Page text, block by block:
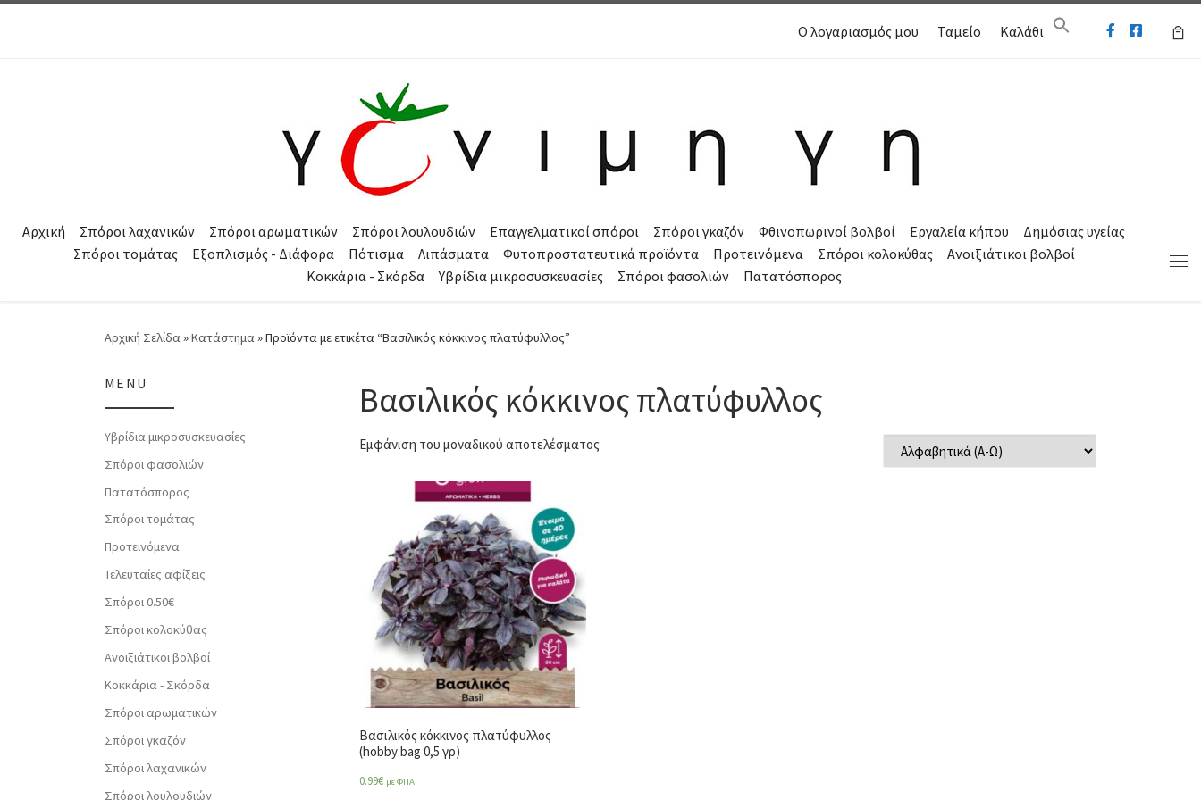
Ο λογαριασμός μου Ταμείο Καλάθι
Αρχική Σπόροι λαχανικών Σπόροι αρωματικών Σπόροι λουλουδιών Επαγγελματικοί σπόροι Σπόροι γκαζόν Φθινοπωρινοί βολβοί Εργαλεία κήπου
Δημόσιας υγείας
Σπόροι τομάτας
Εξοπλισμός - Διάφορα Πότισμα Λιπάσματα Φυτοπροστατευτικά προϊόντα Προτεινόμενα Σπόροι κολοκύθας
Ανοιξιάτικοι βολβοί
Κοκκάρια - Σκόρδα
Υβρίδια μικροσυσκευασίες Σπόροι φασολιών Πατατόσπορος
Αρχική Σελίδα »Κατάστημα »Προϊόντα με ετικέτα “Βασιλικός κόκκινος πλατύφυλλος”
Βασιλικός κόκκινος πλατύφυλλος
Εμφάνιση του μοναδικού αποτελέσματος
Βασιλικός κόκκινος πλατύφυλλος
(hobby bag 0,5 γρ)
0.99€ με ΦΠΑ
MENU
Υβρίδια μικροσυσκευασίες
Σπόροι φασολιών
Πατατόσπορος
Σπόροι τομάτας
Προτεινόμενα
Τελευταίες αφίξεις
Σπόροι 0.50€
Σπόροι κολοκύθας
Ανοιξιάτικοι βολβοί
Κοκκάρια - Σκόρδα
Σπόροι αρωματικών
Σπόροι γκαζόν
Σπόροι λαχανικών
Σπόροι λουλουδιών